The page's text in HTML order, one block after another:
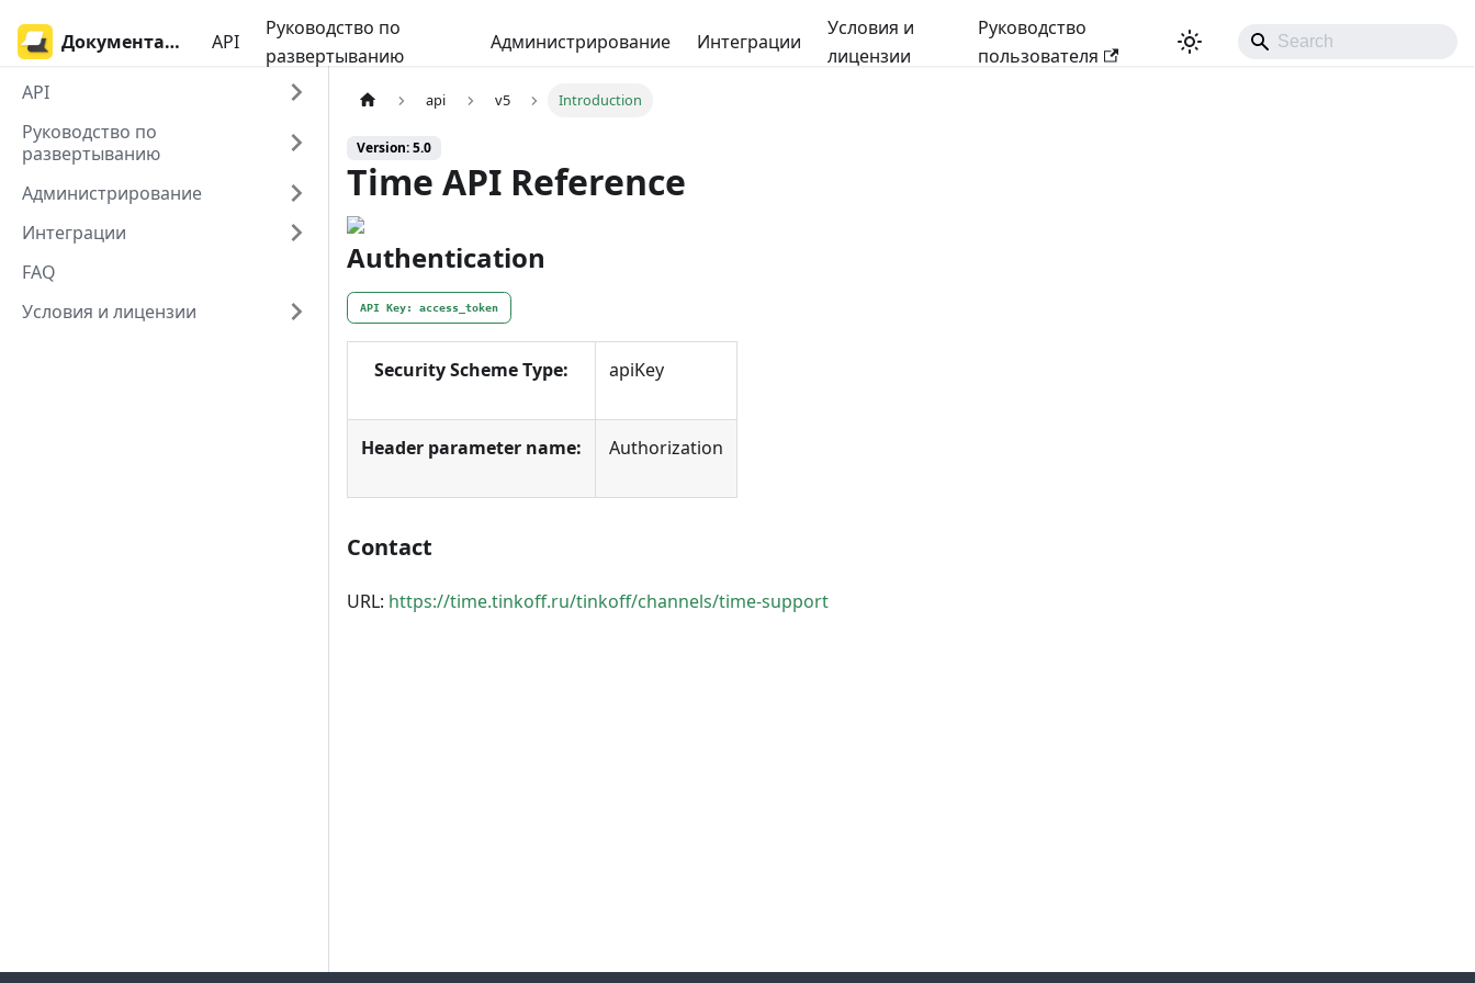
Документация Time API
Руководство по
развертыванию
Администрирование Интеграции
Условия и
лицензии
Руководство
пользователя
API
Руководство по
развертыванию
Администрирование
Интеграции
FAQ
Условия и лицензии
api v5 Introduction
Version: 5.0
Time API Reference
Authentication
API Key: access_token
Security Scheme Type: apiKey
Header parameter name: Authorization
Contact
URL: https://time.tinkoff.ru/tinkoff/channels/time-support